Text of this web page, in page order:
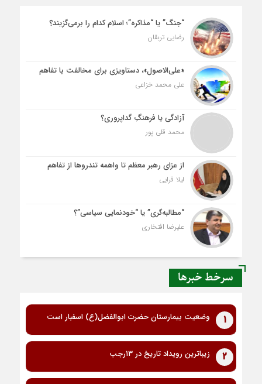
“جنگ” یا “مذاکره”؛ اسلام کدام را برمی‌گزیند؟
رضایی تربقان
«علی‌الاصول»، دستاویزی برای مخالفت با تفاهم
علی محمد خزاعی
آزادگی یا فرهنگِ گداپروری؟
محمد قلی پور
از عزای رهبر معظم تا واهمه تندروها از تفاهم
لیلا قرایی
“مطالبه‌گری” یا “خودنمایی سیاسی”؟
علیرضا افتخاری
سرخط خبرها
1 وضعیت بیمارستان حضرت ابوالفضل(ع) اسفبار است
2 زیباترین رویداد تاریخ در ۱۳رجب